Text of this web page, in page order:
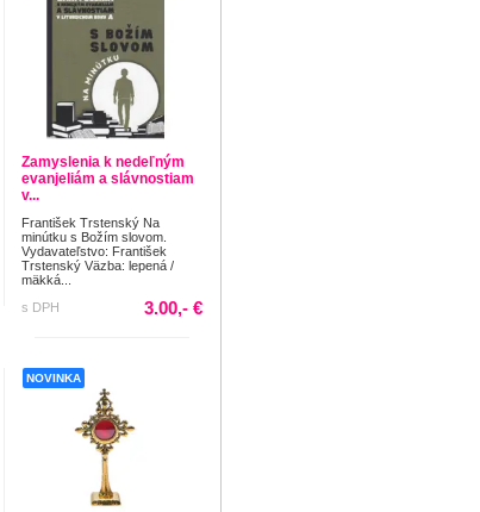
Zamyslenia k nedeľným
evanjeliám a slávnostiam
v...
František Trstenský Na
minútku s Božím slovom.
Vydavateľstvo: František
Trstenský Väzba: lepená /
mäkká...
s DPH
3.00,- €
NOVINKA